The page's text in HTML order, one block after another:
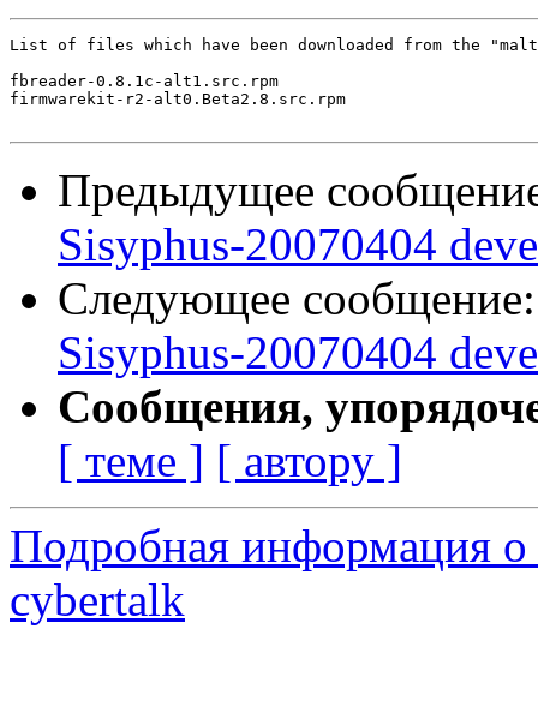
List of files which have been downloaded from the
fbreader-0.8.1c-alt1.src.rpm
firmwarekit-r2-alt0.Beta2.8.src.rpm
Предыдущее
Sisyphus-20070404
Следующее
Sisyphus-20070404
Сообщения,
[ теме ] [ автору ]
Подробная информация о
cybertalk